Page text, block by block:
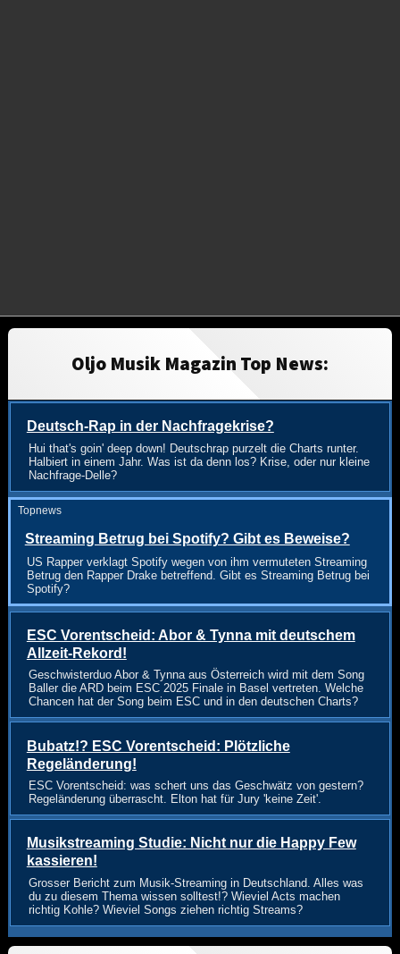
Oljo Musik Magazin Top News:
Deutsch-Rap in der Nachfragekrise?
Hui that's goin' deep down! Deutschrap purzelt die Charts runter.
Halbiert in einem Jahr. Was ist da denn los? Krise, oder nur kleine
Nachfrage-Delle?
Topnews
Streaming Betrug bei Spotify? Gibt es Beweise?
US Rapper verklagt Spotify wegen von ihm vermuteten Streaming
Betrug den Rapper Drake betreffend. Gibt es Streaming Betrug bei
Spotify?
ESC Vorentscheid: Abor & Tynna mit deutschem
Allzeit-Rekord!
Geschwisterduo Abor & Tynna aus Österreich wird mit dem Song
Baller die ARD beim ESC 2025 Finale in Basel vertreten. Welche
Chancen hat der Song beim ESC und in den deutschen Charts?
Bubatz!? ESC Vorentscheid: Plötzliche
Regeländerung!
ESC Vorentscheid: was schert uns das Geschwätz von gestern?
Regeländerung überrascht. Elton hat für Jury 'keine Zeit'.
Musikstreaming Studie: Nicht nur die Happy Few
kassieren!
Grosser Bericht zum Musik-Streaming in Deutschland. Alles was
du zu diesem Thema wissen solltest!? Wieviel Acts machen
richtig Kohle? Wieviel Songs ziehen richtig Streams?